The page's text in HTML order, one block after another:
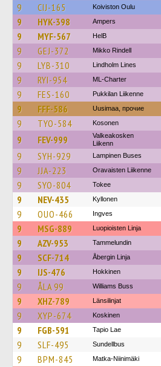
9 CIJ-165 Koiviston Oulu
9 HYK-398 Ampers
9 MYF-567 HelB
9 GEJ-372 Mikko Rindell
9 LYB-310 Lindholm Lines
9 RYI-954 ML-Charter
9 FES-160 Pukkilan Liikenne
9 FFF-586 Uusimaa, прочие
9 TYO-584 Kosonen
9 FEV-999
Valkeakosken
Liikenn
9 SYH-929 Lampinen Buses
9 JJA-223 Oravaisten Liikenne
9 SYO-804 Tokee
9 NEV-435 Kyllonen
9 OUO-466 Ingves
9 MSG-889 Luopioisten Linja
9 AZV-953 Tammelundin
9 SCF-714 Åbergin Linja
9 IJS-476 Hokkinen
9 ÅLA 99 Williams Buss
9 XHZ-789 Länsilinjat
9 XYP-674 Koskinen
9 FGB-591 Tapio Lae
9 SLF-495 Sundellbus
9 BPM-845 Matka-Niinimäki